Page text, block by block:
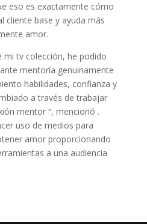
eso es exactamente cómo
cliente base y ayuda más
amor.
mi tv colección, he podido
mentoría genuinamente
habilidades, confianza y
a través de trabajar
mentor “, mencionó .
uso de medios para
amor proporcionando
a una audiencia